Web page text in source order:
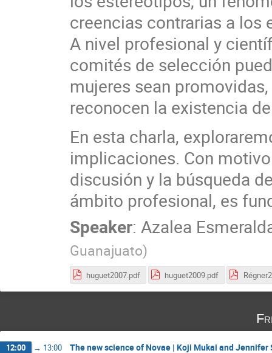
creencias contrarias a los
A nivel profesional y
comités de selección
mujeres sean
reconocen la existencia
En esta charla,
implicaciones. Con
discusión y la búsqueda
ámbito profesional, es
Speaker: Azalea
Guanajuato)
huguet2007.pdf huguet2009.pdf
12:00 → 13:00 The new science of Novae | Koji Mukai and Jennifer